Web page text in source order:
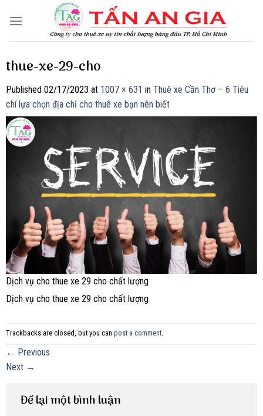
thue-xe-29-cho
Published 02/17/2023 at 1007 × 631 in Thuê xe Cần Thơ – 6 Tiêu
chí lựa chọn địa chỉ cho thuê xe bạn nên biết
Dịch vụ cho thue xe 29 cho chất lượng
Dịch vụ cho thue xe 29 cho chất lượng
Trackbacks are closed, but you can post a comment.
← Previous
Next →
Để lại một bình luận